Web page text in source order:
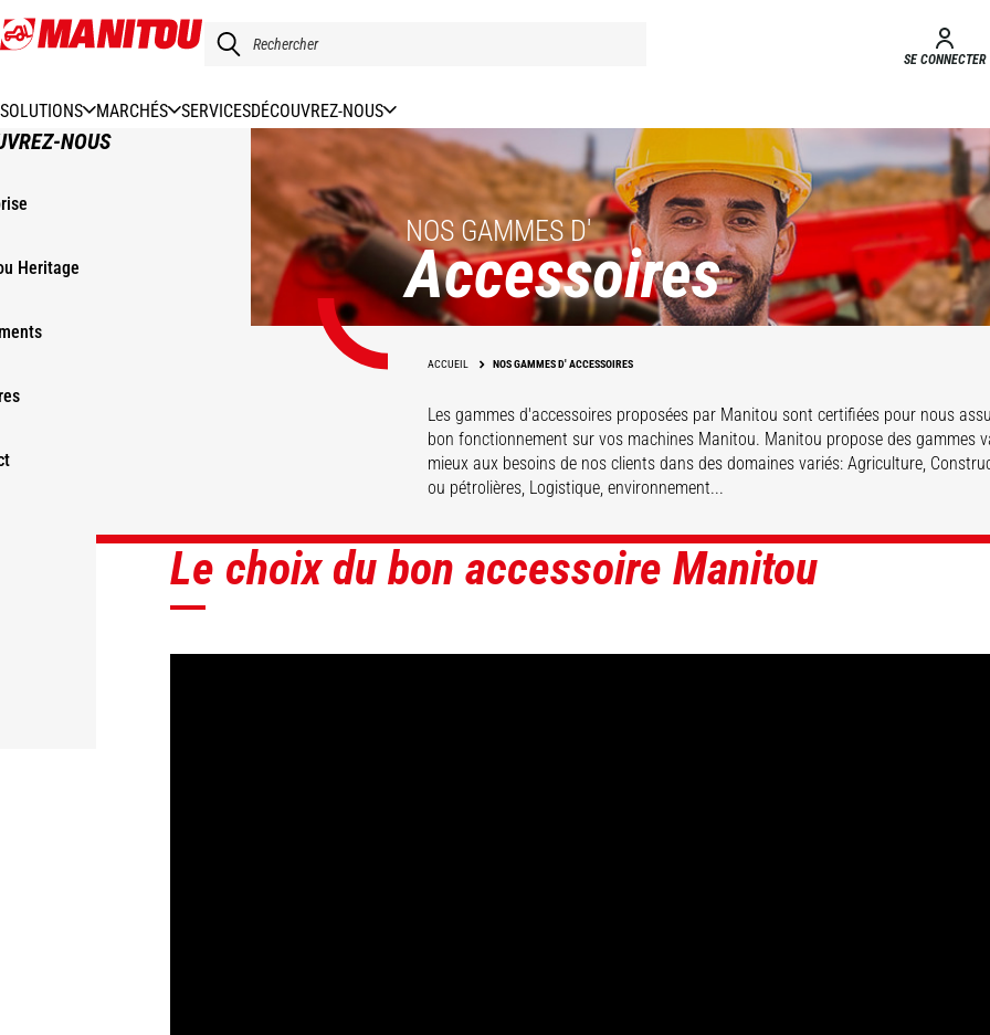
Aller
au
SE CONNECTER
SOLUTIONS MARCHÉS SERVICESDÉCOUVREZ-NOUS
NOUS
Heritage
NOS GAMMES D'
Accessoires
ACCUEIL NOS GAMMES D' ACCESSOIRES
Les gammes d'accessoires proposées par Manitou sont certifiées pour nous
bon fonctionnement sur vos machines Manitou. Manitou propose des gammes
mieux aux besoins de nos clients dans des domaines variés: Agriculture,
ou pétrolières, Logistique, environnement...
Pinces
DÉCOUVRIR
Solution de
DÉCOUVRIR
Bennes
DÉCOUVRIR DÉCOUVRIR
Le choix du bon accessoire Manitou